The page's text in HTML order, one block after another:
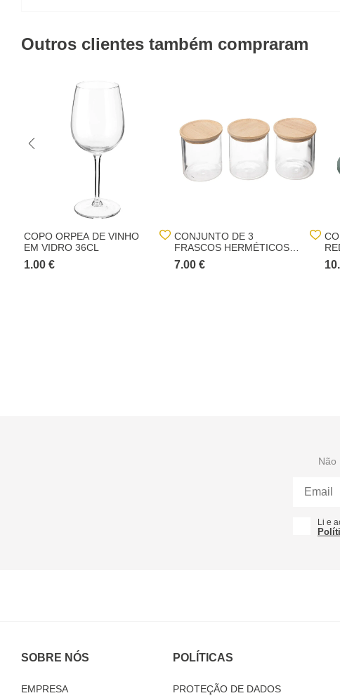
Outros clientes também compraram
COPO ORPEA DE VINHO
EM VIDRO 36CL
1.00 €
CONJUNTO DE 3
FRASCOS HERMÉTICOS
COM TAMPA DE MADEIRA
350ML
7.00 €
Não
Li e
SOBRE NÓS
EMPRESA
POLÍTICAS
PROTEÇÃO DE DADOS